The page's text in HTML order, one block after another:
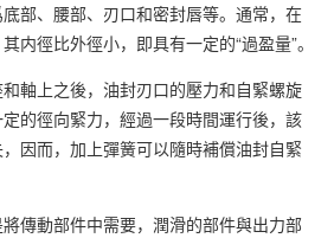
部、腰部、刃口和密封唇等。通常，在
内徑比外徑小，即具有一定的“過盈量”。
軸上之後，油封刃口的壓力和自緊螺旋
的徑向緊力，經過一段時間運行後，該
因而，加上彈簧可以隨時補償油封自緊
傳動部件中需要，潤滑的部件與出力部